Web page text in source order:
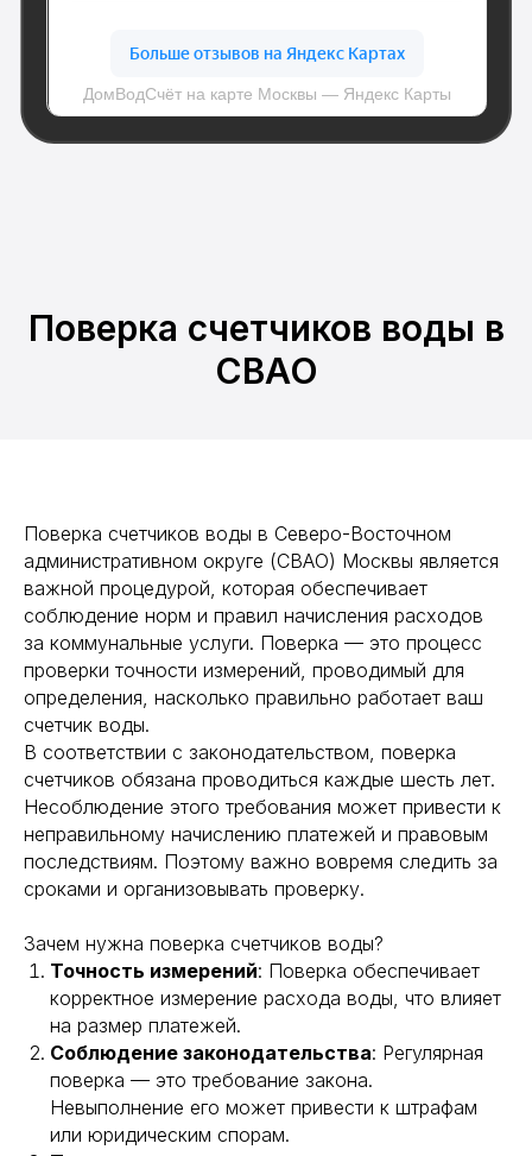
Поверка счетчиков воды в
СВАО
Поверка счетчиков воды в Северо-Восточном
административном округе (СВАО) Москвы является
важной процедурой, которая обеспечивает
соблюдение норм и правил начисления расходов
за коммунальные услуги. Поверка — это процесс
проверки точности измерений, проводимый для
определения, насколько правильно работает ваш
счетчик воды.
В соответствии с законодательством, поверка
счетчиков обязана проводиться каждые шесть лет.
Несоблюдение этого требования может привести к
неправильному начислению платежей и правовым
последствиям. Поэтому важно вовремя следить за
сроками и организовывать проверку.
Зачем нужна поверка счетчиков воды?
Точность измерений: Поверка обеспечивает
корректное измерение расхода воды, что влияет
на размер платежей.
Соблюдение законодательства: Регулярная
поверка — это требование закона.
Невыполнение его может привести к штрафам
или юридическим спорам.
Поверка счетчиков воды
Замена и установка счетчиков воды
Поверка теплосчетчиков
Замена и установка
теплосчетчиков
Общедомовые и промышленные
счетчики
Контакты
г. Москва, ул. Стахановская, 25к1
ИНН: 773772857342
dom.vodschet@mail.ru
8 (495) 065-75-56
ОГРНИП: 325774600175658
Политика конфиденциальности